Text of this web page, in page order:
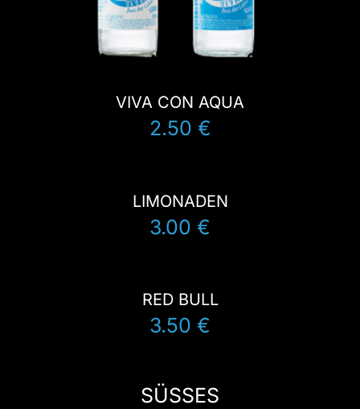
VIVA CON AQUA
2.50 €
LIMONADEN
3.00 €
RED BULL
3.50 €
SÜSSES